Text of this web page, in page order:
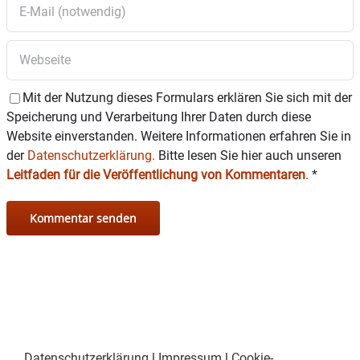
Mit der Nutzung dieses Formulars erklären Sie sich mit der
Speicherung und Verarbeitung Ihrer Daten durch diese
Website einverstanden. Weitere Informationen erfahren Sie in
der Datenschutzerklärung. Bitte lesen Sie hier auch unseren
Leitfaden für die Veröffentlichung von Kommentaren. *